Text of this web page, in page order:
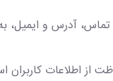
تماس، آدرس و
از اطلاعات کاربران